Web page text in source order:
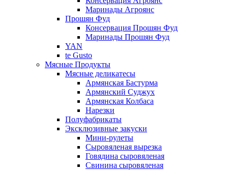
Маринады Агроянс
Прошян Фуд
Консервация Прошян Фуд
Маринады Прошян Фуд
YAN
te Gusto
Мясные Продукты
Мясные деликатесы
Армянская Бастурма
Армянский Суджух
Армянская Колбаса
Нарезки
Полуфабрикаты
Эксклюзивные закуски
Мини-рулеты
Сыровяленая вырезка
Говядина сыровяленая
Свинина сыровяленая